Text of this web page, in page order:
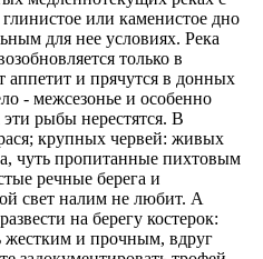
или каменистое дно
для нее условиях. Река
только в
и прячутся в донных
- межсезонье и особенно
рыбы нерестятся. В
крупных червей: живых
чуть пропитанные пихтовым
речные берега и
свет налим не любит. А
на берегу костерок:
жестким и прочным, вдруг